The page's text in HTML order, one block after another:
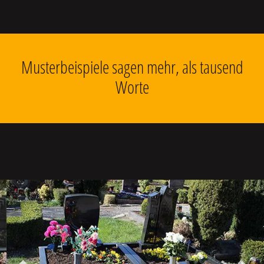
Musterbeispiele sagen mehr, als tausend
Worte